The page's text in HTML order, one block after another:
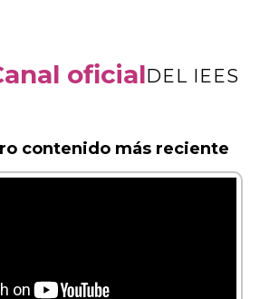
oficialDEL IEES
contenido más reciente